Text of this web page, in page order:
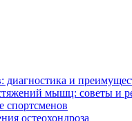
и
мышц: советы и
спортсменов
остеохондроза